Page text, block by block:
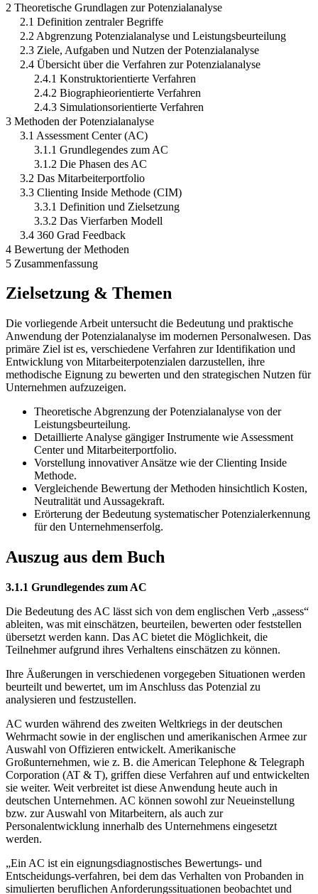
2 Theoretische Grundlagen zur Potenzialanalyse
2.1 Definition zentraler Begriffe
2.2 Abgrenzung Potenzialanalyse und Leistungsbeurteilung
2.3 Ziele, Aufgaben und Nutzen der Potenzialanalyse
2.4 Übersicht über die Verfahren zur Potenzialanalyse
2.4.1 Konstruktorientierte Verfahren
2.4.2 Biographieorientierte Verfahren
2.4.3 Simulationsorientierte Verfahren
3 Methoden der Potenzialanalyse
3.1 Assessment Center (AC)
3.1.1 Grundlegendes zum AC
3.1.2 Die Phasen des AC
3.2 Das Mitarbeiterportfolio
3.3 Clienting Inside Methode (CIM)
3.3.1 Definition und Zielsetzung
3.3.2 Das Vierfarben Modell
3.4 360 Grad Feedback
4 Bewertung der Methoden
5 Zusammenfassung
Zielsetzung & Themen
Die vorliegende Arbeit untersucht die Bedeutung und praktische
Anwendung der Potenzialanalyse im modernen Personalwesen. Das
primäre Ziel ist es, verschiedene Verfahren zur Identifikation und
Entwicklung von Mitarbeiterpotenzialen darzustellen, ihre
methodische Eignung zu bewerten und den strategischen Nutzen für
Unternehmen aufzuzeigen.
Theoretische Abgrenzung der Potenzialanalyse von der
Leistungsbeurteilung.
Detaillierte Analyse gängiger Instrumente wie Assessment
Center und Mitarbeiterportfolio.
Vorstellung innovativer Ansätze wie der Clienting Inside
Methode.
Vergleichende Bewertung der Methoden hinsichtlich Kosten,
Neutralität und Aussagekraft.
Erörterung der Bedeutung systematischer Potenzialerkennung
für den Unternehmenserfolg.
Auszug aus dem Buch
3.1.1 Grundlegendes zum AC
Die Bedeutung des AC lässt sich von dem englischen Verb „assess“
ableiten, was mit einschätzen, beurteilen, bewerten oder feststellen
übersetzt werden kann. Das AC bietet die Möglichkeit, die
Teilnehmer aufgrund ihres Verhaltens einschätzen zu können.
Ihre Äußerungen in verschiedenen vorgegeben Situationen werden
beurteilt und bewertet, um im Anschluss das Potenzial zu
analysieren und festzustellen.
AC wurden während des zweiten Weltkriegs in der deutschen
Wehrmacht sowie in der englischen und amerikanischen Armee zur
Auswahl von Offizieren entwickelt. Amerikanische
Großunternehmen, wie z. B. die American Telephone & Telegraph
Corporation (AT & T), griffen diese Verfahren auf und entwickelten
sie weiter. Weit verbreitet ist diese Anwendung heute auch in
deutschen Unternehmen. AC können sowohl zur Neueinstellung
bzw. zur Auswahl von Mitarbeitern, als auch zur
Personalentwicklung innerhalb des Unternehmens eingesetzt
werden.
„Ein AC ist ein eignungsdiagnostisches Bewertungs- und
Entscheidungs-verfahren, bei dem das Verhalten von Probanden in
simulierten beruflichen Anforderungssituationen beobachtet und